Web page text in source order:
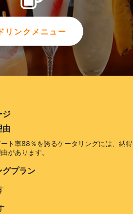
リンクメニュー
ート率88％を誇るケータリングには、納得
があります。
プラン